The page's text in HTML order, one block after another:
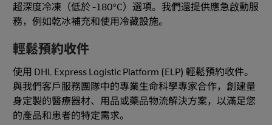
超深度冷凍（低於 -180°C）選項。我們還提供應急啟動服
務，例如乾冰補充和使用冷藏設施。
輕鬆預約收件
使用 DHL Express Logistic Platform (ELP) 輕鬆預約收件。
與我們客戶服務團隊中的專業生命科學專家合作，創建量
身定製的醫療器材、用品或藥品物流解決方案，以滿足您
的產品和患者的特定需求。